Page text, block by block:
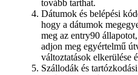
tovább tarthat.
Dátumok és belépési
hogy a dátumok
meg az entry90
adjon meg egyértelmű
változtatások elkerülése
Szállodák és